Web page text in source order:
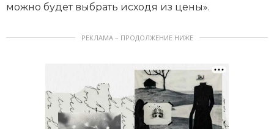
можно будет выбрать исходя из цены».
РЕКЛАМА – ПРОДОЛЖЕНИЕ НИЖЕ